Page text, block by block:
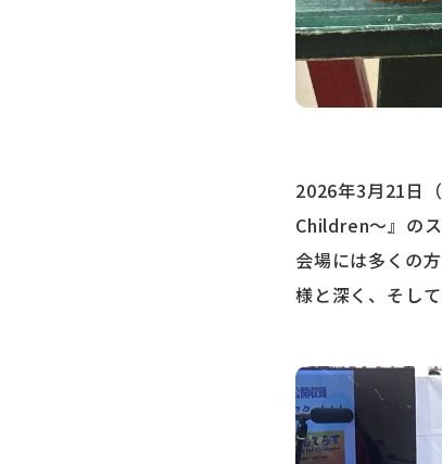
2026年3月21日
Children〜』の
会場には多くの
様と深く、そし